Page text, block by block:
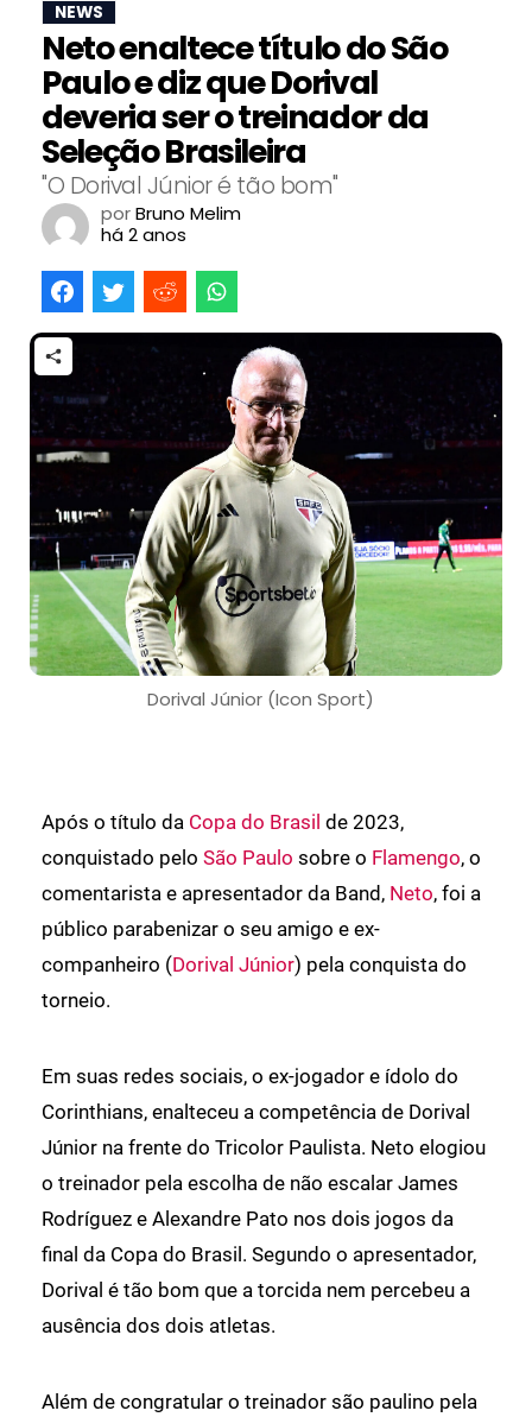
NEWS
Neto enaltece título do São
Paulo e diz que Dorival
deveria ser o treinador da
Seleção Brasileira
"O Dorival Júnior é tão bom"
porBruno Melim
há 2 anos
Dorival Júnior (Icon Sport)
Após o título da Copa do Brasil de 2023,
conquistado pelo São Paulo sobre o Flamengo, o
comentarista e apresentador da Band, Neto, foi a
público parabenizar o seu amigo e ex-
companheiro (Dorival Júnior) pela conquista do
torneio.
Em suas redes sociais, o ex-jogador e ídolo do
Corinthians, enalteceu a competência de Dorival
Júnior na frente do Tricolor Paulista. Neto elogiou
o treinador pela escolha de não escalar James
Rodríguez e Alexandre Pato nos dois jogos da
final da Copa do Brasil. Segundo o apresentador,
Dorival é tão bom que a torcida nem percebeu a
ausência dos dois atletas.
Além de congratular o treinador são paulino pela